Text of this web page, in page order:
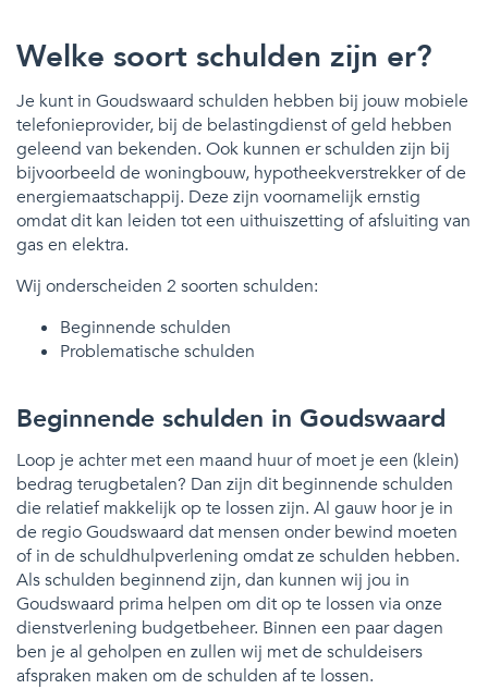
Welke soort schulden zijn er?
Je kunt in Goudswaard schulden hebben bij jouw mobiele
telefonieprovider, bij de belastingdienst of geld hebben
geleend van bekenden. Ook kunnen er schulden zijn bij
bijvoorbeeld de woningbouw, hypotheekverstrekker of de
energiemaatschappij. Deze zijn voornamelijk ernstig
omdat dit kan leiden tot een uithuiszetting of afsluiting van
gas en elektra.
Wij onderscheiden 2 soorten schulden:
Beginnende schulden
Problematische schulden
Beginnende schulden in Goudswaard
Loop je achter met een maand huur of moet je een (klein)
bedrag terugbetalen? Dan zijn dit beginnende schulden
die relatief makkelijk op te lossen zijn. Al gauw hoor je in
de regio Goudswaard dat mensen onder bewind moeten
of in de schuldhulpverlening omdat ze schulden hebben.
Als schulden beginnend zijn, dan kunnen wij jou in
Goudswaard prima helpen om dit op te lossen via onze
dienstverlening budgetbeheer. Binnen een paar dagen
ben je al geholpen en zullen wij met de schuldeisers
afspraken maken om de schulden af te lossen.